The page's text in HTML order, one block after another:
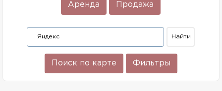
Аренда Продажа
Поиск по карте Фильтры